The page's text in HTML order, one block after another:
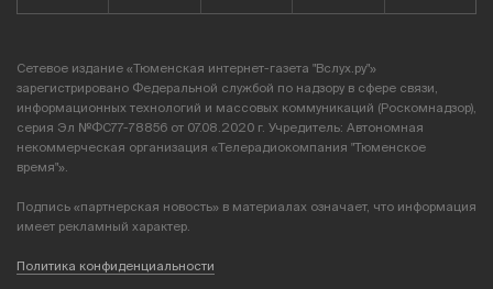
Сетевое издание «Тюменская интернет-газета "Вслух.ру"»
зарегистрировано Федеральной службой по надзору в сфере связи,
информационных технологий и массовых коммуникаций (Роскомнадзор),
серия Эл №ФС77-78856 от 07.08.2020 г. Учредитель: Автономная
некоммерческая организация «Телерадиокомпания "Тюменское
время"».
Подпись «партнерская новость» в материалах означает, что информация
имеет рекламный характер.
Политика конфиденциальности